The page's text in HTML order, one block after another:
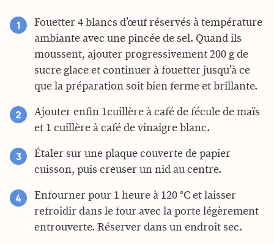
Fouetter 4 blancs d’œuf réservés à température
ambiante avec une pincée de sel. Quand ils
moussent, ajouter progressivement 200 g de
sucre glace et continuer à fouetter jusqu’à ce
que la préparation soit bien ferme et brillante.
Ajouter enfin 1cuillère à café de fécule de maïs
et 1 cuillère à café de vinaigre blanc.
Étaler sur une plaque couverte de papier
cuisson, puis creuser un nid au centre.
Enfourner pour 1 heure à 120 °C et laisser
refroidir dans le four avec la porte légèrement
entrouverte. Réserver dans un endroit sec.